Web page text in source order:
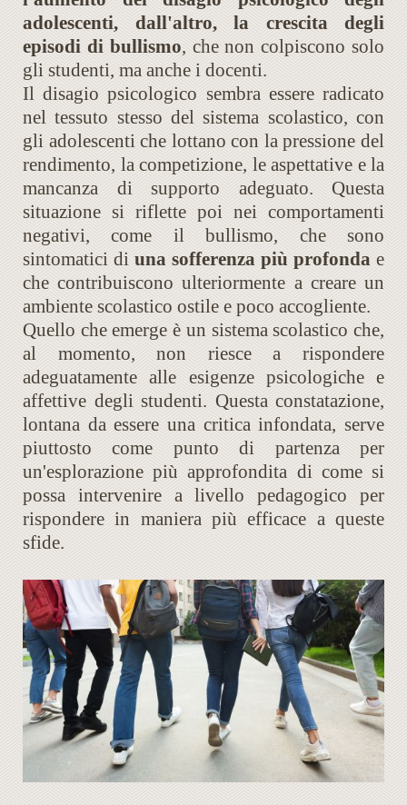
adolescenti, dall'altro, la crescita degli
episodi di bullismo, che non colpiscono solo
gli studenti, ma anche i docenti.
Il disagio psicologico sembra essere radicato
nel tessuto stesso del sistema scolastico, con
gli adolescenti che lottano con la pressione del
rendimento, la competizione, le aspettative e la
mancanza di supporto adeguato. Questa
situazione si riflette poi nei comportamenti
negativi, come il bullismo, che sono
sintomatici di una sofferenza più profonda e
che contribuiscono ulteriormente a creare un
ambiente scolastico ostile e poco accogliente.
Quello che emerge è un sistema scolastico che,
al momento, non riesce a rispondere
adeguatamente alle esigenze psicologiche e
affettive degli studenti. Questa constatazione,
lontana da essere una critica infondata, serve
piuttosto come punto di partenza per
un'esplorazione più approfondita di come si
possa intervenire a livello pedagogico per
rispondere in maniera più efficace a queste
sfide.